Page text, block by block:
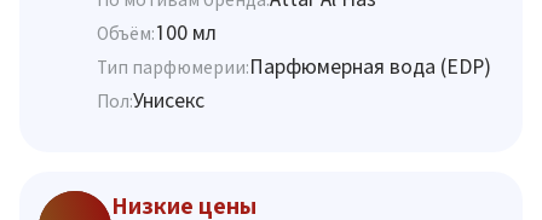
Объём:100 мл
Тип парфюмерии:Парфюмерная вода (EDP)
Пол:Унисекс
Низкие цены